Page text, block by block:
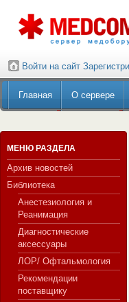
Войти на сайт
Главная О сервере
МЕНЮ РАЗДЕЛА
Архив новостей
Библиотека
Анестезиология и
Реанимация
Диагностические
аксессуары
ЛОР/ Офтальмология
Рекомендации
поставщику